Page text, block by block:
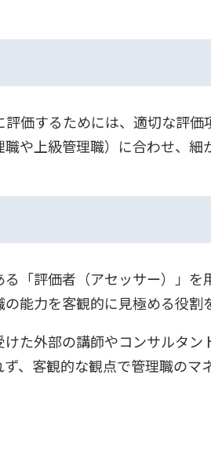
価するためには、適切な評価
や上級管理職）に合わせ、細
「評価者（アセッサー）」を
能力を客観的に見極める役割
た外部の講師やコンサルタン
、客観的な観点で管理職のマ